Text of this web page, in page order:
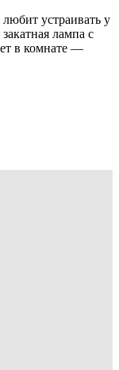
устраивать у
лампа с
в комнате —